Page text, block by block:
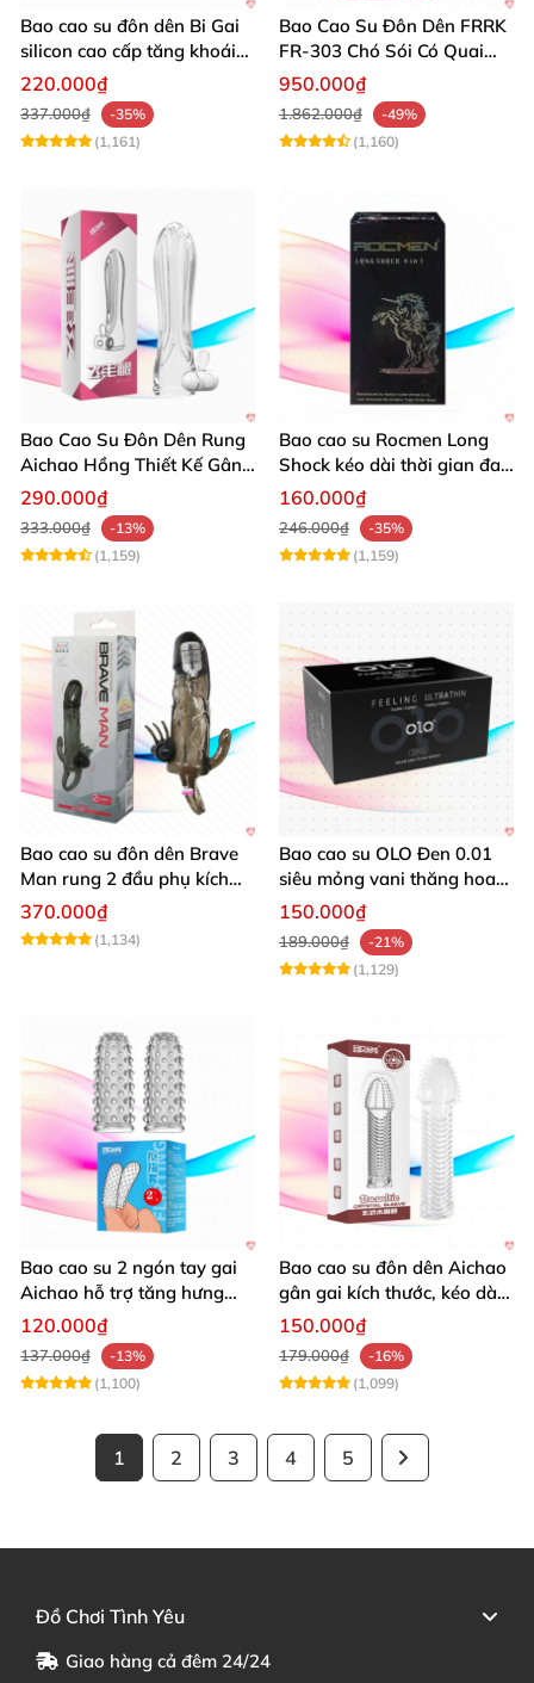
Bao cao su đôn dên Bi Gai
silicon cao cấp tăng khoái
cảm
220.000₫
337.000₫
-35%
(1,161)
Bao Cao Su Đôn Dên FRRK
FR-303 Chó Sói Có Quai
Đeo An Toàn
950.000₫
1.862.000₫
-49%
(1,160)
Bao Cao Su Đôn Dên Rung
Aichao Hồng Thiết Kế Gân
Sọc Mới
290.000₫
333.000₫
-13%
(1,159)
Bao cao su Rocmen Long
Shock kéo dài thời gian đa
tính năng 12 cái
160.000₫
246.000₫
-35%
(1,159)
Bao cao su đôn dên Brave
Man rung 2 đầu phụ kích
thích
370.000₫
(1,134)
Bao cao su OLO Đen 0.01
siêu mỏng vani thăng hoa
pk 10 cái
150.000₫
189.000₫
-21%
(1,129)
Bao cao su 2 ngón tay gai
Aichao hỗ trợ tăng hưng
phấn quan hệ
120.000₫
137.000₫
-13%
(1,100)
Bao cao su đôn dên Aichao
gân gai kích thước, kéo dài,
thăng hoa
150.000₫
179.000₫
-16%
(1,099)
1 2 3 4 5
Đồ Chơi Tình Yêu
Giao hàng cả đêm 24/24